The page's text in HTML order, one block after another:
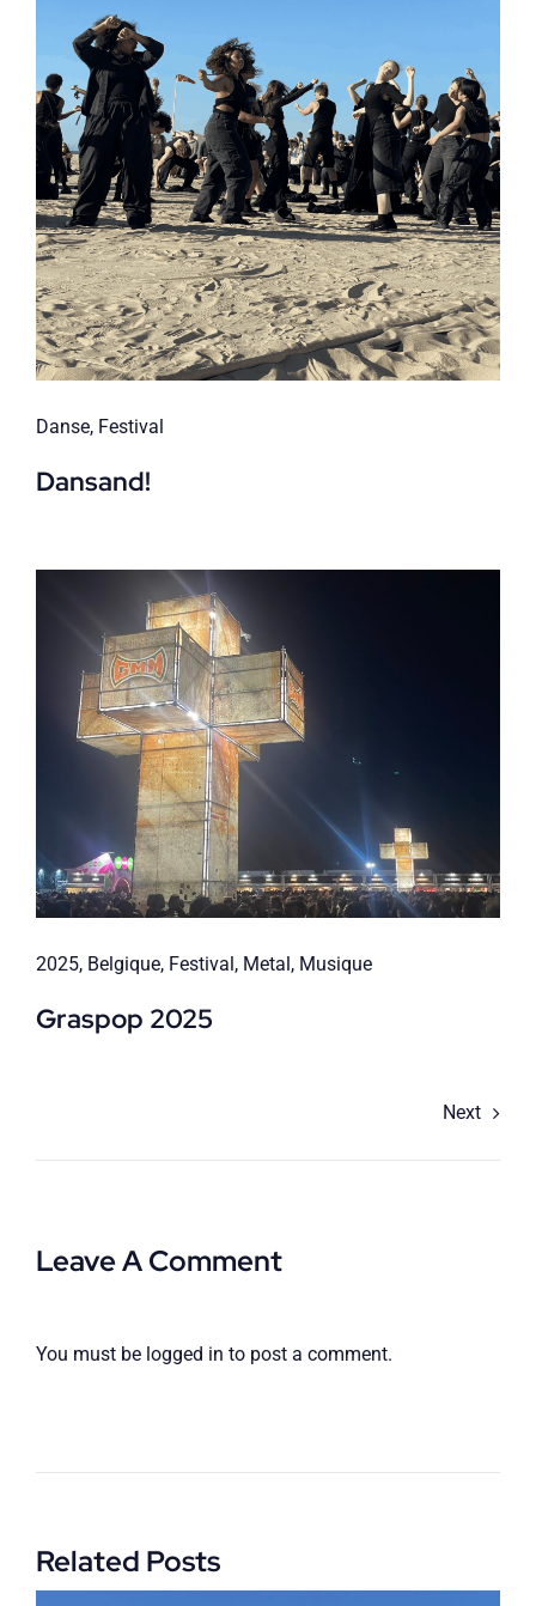
Danse, Festival
Dansand!
2025, Belgique, Festival , Metal , Musique
Graspop 2025
Next
Leave A Comment
You must be logged in to post a comment.
Related Posts